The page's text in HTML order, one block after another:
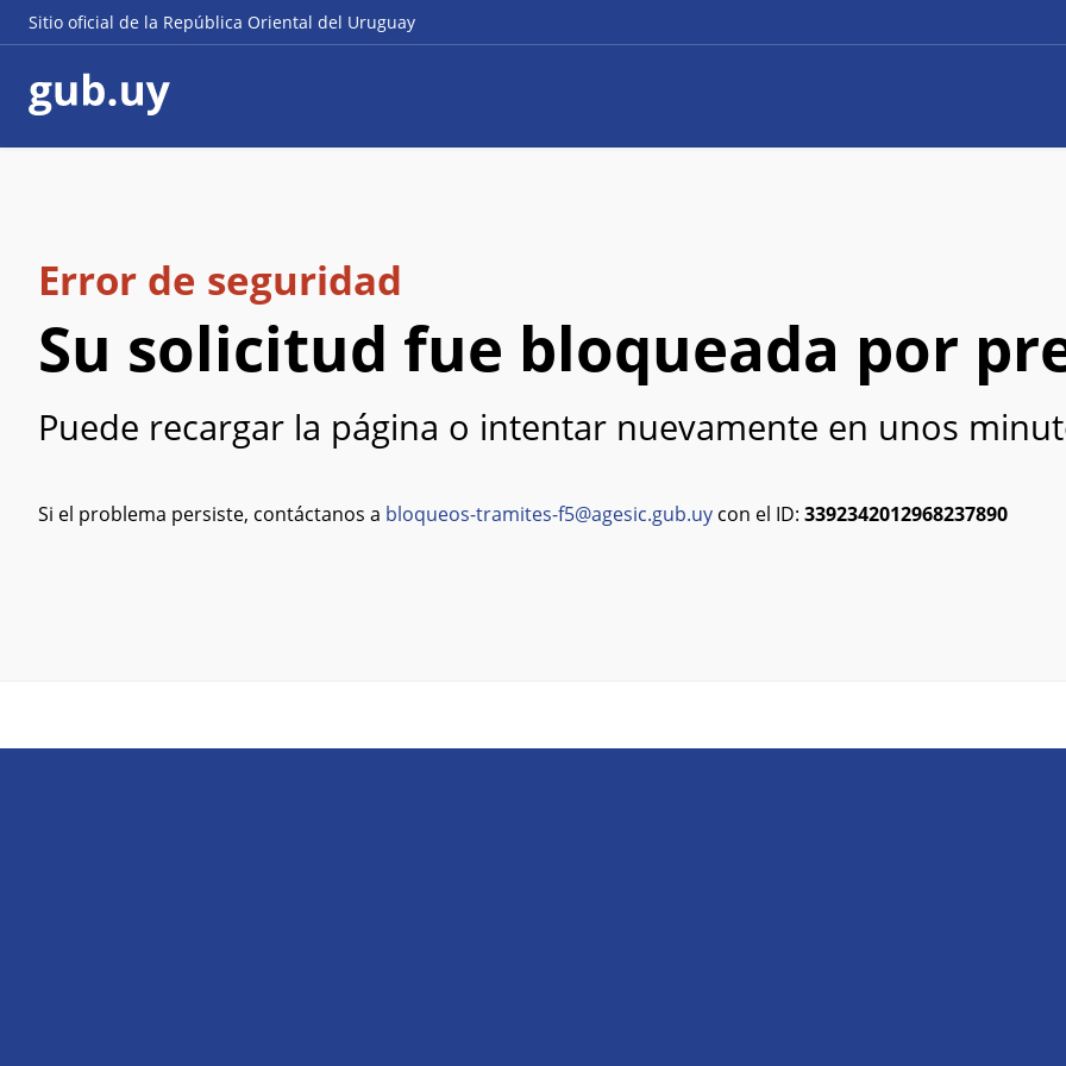
Sitio oficial de la República Oriental del Uruguay
Error de seguridad
Su solicitud fue bloqueada por
Puede recargar la página o intentar nuevamente en unos
Si el problema persiste, contáctanos a bloqueos-tramites-f5@agesic.gub.uy con el ID: 3392342012968237890